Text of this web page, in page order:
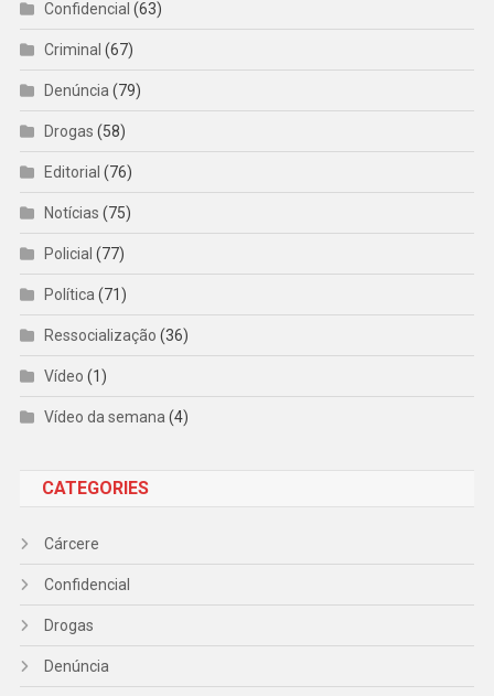
Confidencial (63)
Criminal (67)
Denúncia (79)
Drogas (58)
Editorial (76)
Notícias (75)
Policial (77)
Política (71)
Ressocialização (36)
Vídeo (1)
Vídeo da semana (4)
CATEGORIES
Cárcere
Confidencial
Drogas
Denúncia